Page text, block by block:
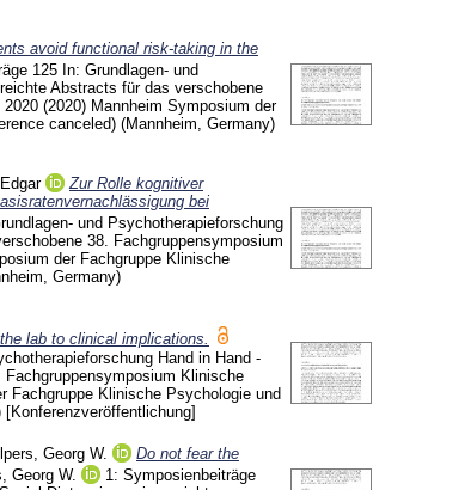
avoid functional risk-taking in the
125 In: Grundlagen- und
Abstracts für das verschobene
(2020) Mannheim Symposium der
canceled) (Mannheim, Germany)
Zur Rolle kognitiver
bei
und Psychotherapieforschung
38. Fachgruppensymposium
der Fachgruppe Klinische
Germany)
lab to clinical implications.
Hand in Hand -
Klinische
Fachgruppe Klinische Psychologie und
[Konferenzveröffentlichung]
Georg W.
Do not fear the
Georg W.
1: Symposienbeiträge